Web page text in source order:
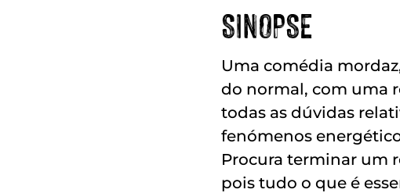
SINOPSE
Uma comédia
do normal, com uma
todas as dúvidas
fenómenos
Procura terminar um
pois tudo o que é